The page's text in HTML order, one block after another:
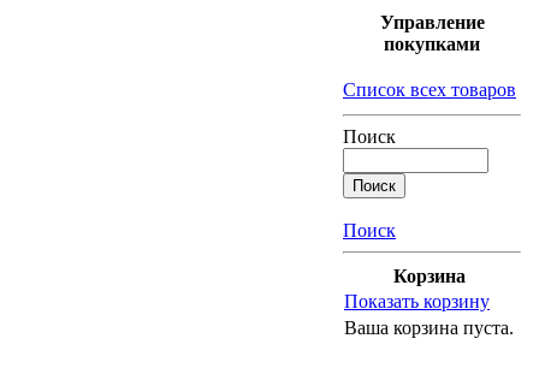
Управление
покупками
Список всех товаров
Поиск
Поиск
Корзина
Показать корзину
Ваша корзина пуста.